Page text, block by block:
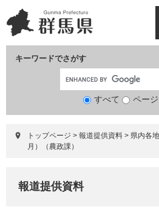
ー
ジ
ニ
ュ
て
キーワードでさがす
検
象
すべて ページ
トップページ > 報道提供資料 > 県内各
月）（農政課）
報道提供資料